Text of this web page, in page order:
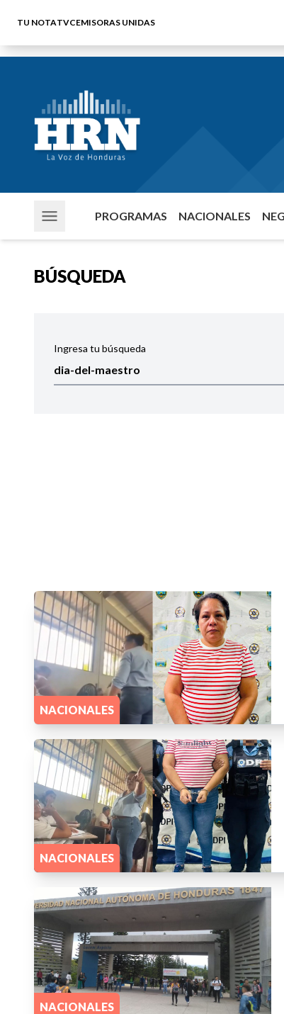
TU NOTATVCEMISORAS UNIDAS
PROGRAMAS NACIONALES
BÚSQUEDA
Ingresa tu búsqueda
NACIONALES
NACIONALES
NACIONALES